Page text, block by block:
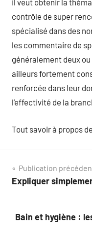
il veut obtenir la
contrôle de super
spécialisé dans des
les commentaire de
généralement deux
ailleurs fortement
renforcée dans leur
l’effectivité de la
Tout savoir à propos de
Navigation
de
Publication
Expliquer
Bain et hygiène :